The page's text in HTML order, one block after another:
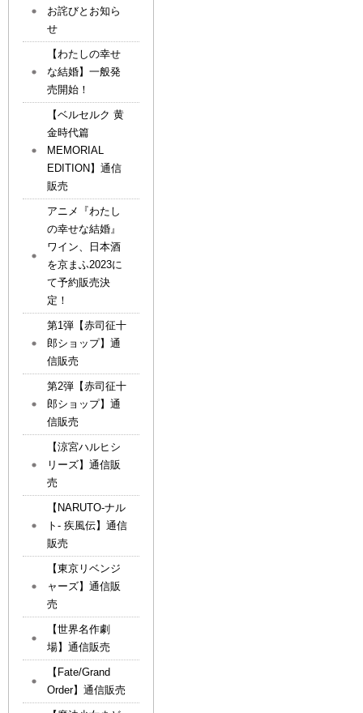
お詫びとお知ら
せ
【わたしの幸せ
な結婚】一般発
売開始！
【ベルセルク 黄
金時代篇
MEMORIAL
EDITION】通信
販売
アニメ『わたし
の幸せな結婚』
ワイン、日本酒
を京まふ2023に
て予約販売決
定！
第1弾【赤司征十
郎ショップ】通
信販売
第2弾【赤司征十
郎ショップ】通
信販売
【涼宮ハルヒシ
リーズ】通信販
売
【NARUTO-ナル
ト- 疾風伝】通信
販売
【東京リベンジ
ャーズ】通信販
売
【世界名作劇
場】通信販売
【Fate/Grand
Order】通信販売